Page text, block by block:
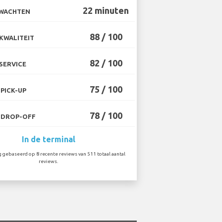
22 minuten
88 / 100
82 / 100
UP 75 / 100
OFF 78 / 100
In de terminal
gebaseerd op 8 recente reviews van 511 totaal aantal
reviews.